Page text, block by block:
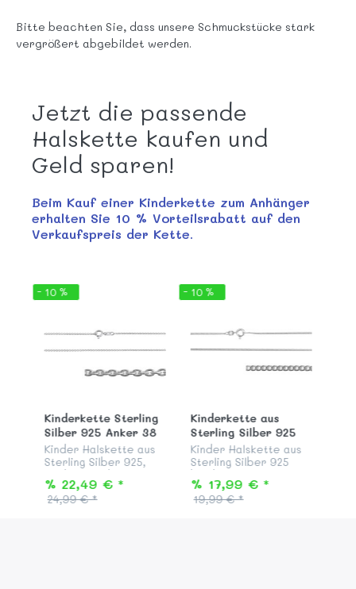
Bitte beachten Sie, dass unsere Schmuckstücke stark
vergrößert abgebildet werden.
- 10 %
Kinderkette Sterling
Silber 925 Anker 38
cm
Kinder Halskette aus
Sterling Silber 925,
Modell "Rundanker", 38
cm lang, mit stabilem
Federringverschluss,
% 22,49 € *
24,99 € *
- 10 %
Kinderkette aus
Sterling Silber 925
Panzer 36 cm
Kinder Halskette aus
Sterling Silber 925
beidseitig
diamantiert,
anlaufgeschützt und
% 17,99 € *
19,99 € *
Jetzt die passende
Halskette kaufen und
Geld sparen!
Beim Kauf einer Kinderkette zum Anhänger
erhalten Sie 10 % Vorteilsrabatt auf den
Verkaufspreis der Kette.